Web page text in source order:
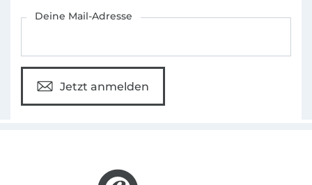
Deine Mail-Adresse
Jetzt anmelden